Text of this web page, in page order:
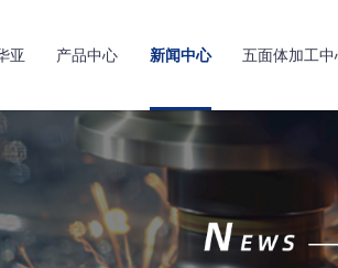
亚 产品中心 新闻中心 五面体加工中